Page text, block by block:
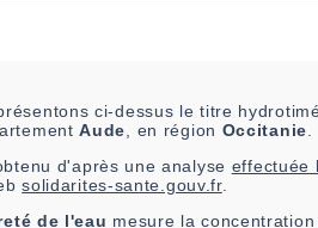
ci-dessus le titre
Aude, en région Occitanie.
d'après une analyse effectuée
solidarites-sante.gouv.fr.
de l'eau mesure la